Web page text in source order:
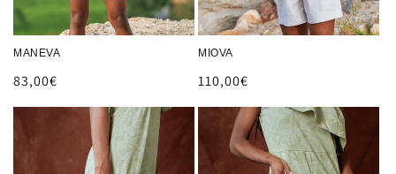
MANEVA
Prix
83,00€
MIOVA
Prix
110,00€